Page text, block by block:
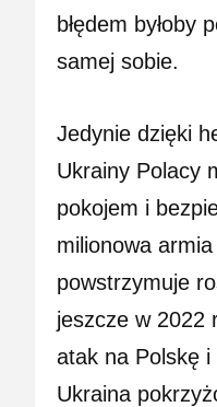
błędem byłoby
samej sobie.
Jedynie dzięki
Ukrainy Polacy
pokojem i
milionowa
powstrzymuje
jeszcze w 2022
atak na Polskę i
Ukraina